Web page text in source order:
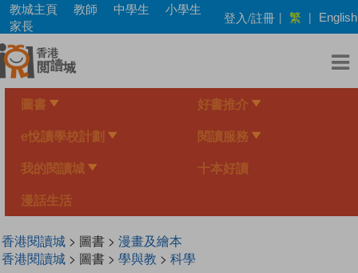
Skip
main
content
教城主頁 教師 中學生
小學生
家長
登入/註冊 | 繁 | English
圖書 好書推介
e悅讀學校計劃 閱讀服務
我的閱讀城 十本好讀
漫話生活
香港閱讀城> 圖書 > 漫畫及繪本
香港閱讀城> 圖書 > 學與教 > 科學